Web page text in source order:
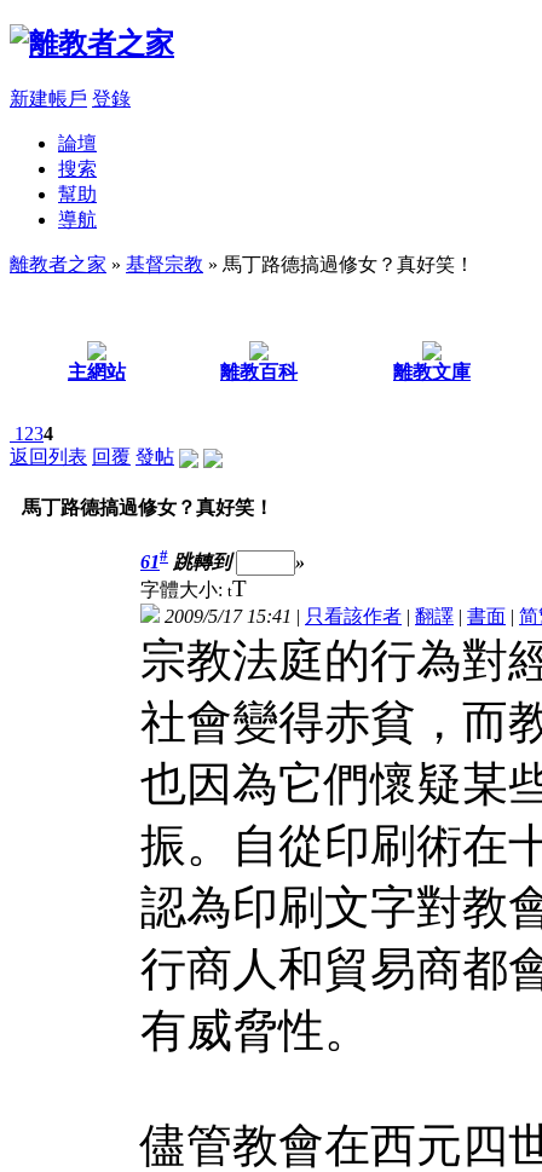
新建帳戶 登錄
論壇
搜索
幫助
導航
離教者之家 » 基督宗教 » 馬丁路德搞過修女？真好笑！
主網站 離教百科 離教文庫
1 234
返回列表 回覆 發帖
馬丁路德搞過修女？真好笑！
61# 跳轉到
»
字體大小: tT
2009/5/17 15:41 | 只看該作者 | 翻譯 | 書面 | 简
宗教法庭的行為對
社會變得赤貧，而
也因為它們懷疑某
振。自從印刷術在
認為印刷文字對教
行商人和貿易商都
有威脅性。
儘管教會在西元四